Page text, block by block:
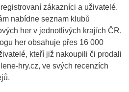
zákazníci a uživatelé.
nabídne seznam klubů
her v jednotlivých krajích ČR.
her obsahuje přes 16 000
kteří již nakoupili či prodali
hry.cz, ve svých recenzích